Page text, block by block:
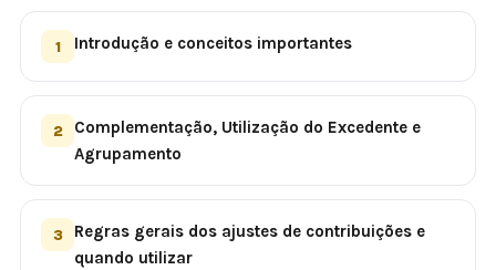
1 Introdução e conceitos importantes
2
Complementação, Utilização do Excedente e
Agrupamento
3
Regras gerais dos ajustes de contribuições e
quando utilizar